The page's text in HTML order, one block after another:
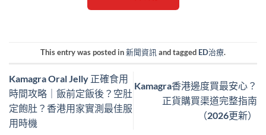
This entry was posted in新聞資訊 and tagged ED治療.
Kamagra Oral Jelly 正確食用
時間攻略｜飯前定飯後？空肚
定飽肚？香港用家實測最佳服
用時機
Kamagra香港邊度買最安心？
正貨購買渠道完整指南
（2026更新）